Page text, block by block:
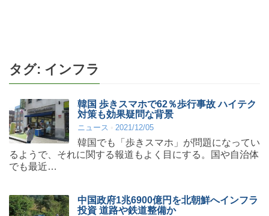
タグ: インフラ
韓国 歩きスマホで62％歩行事故 ハイテク
対策も効果疑問な背景
ニュース 2021/12/05
韓国でも「歩きスマホ」が問題になってい
るようで、それに関する報道もよく目にする。国や自治体
でも最近…
中国政府1兆6900億円を北朝鮮へインフラ
投資 道路や鉄道整備か